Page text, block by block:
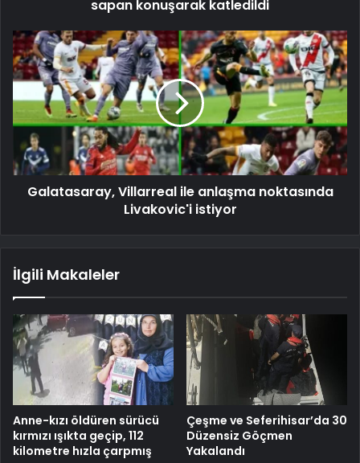
sapan konuşarak katledildi
Galatasaray, Villarreal ile anlaşma noktasında
Livakovic'i istiyor
İlgili Makaleler
Anne-kızı öldüren sürücü
kırmızı ışıkta geçip, 112
kilometre hızla çarpmış
Çeşme ve Seferihisar’da 30
Düzensiz Göçmen
Yakalandı